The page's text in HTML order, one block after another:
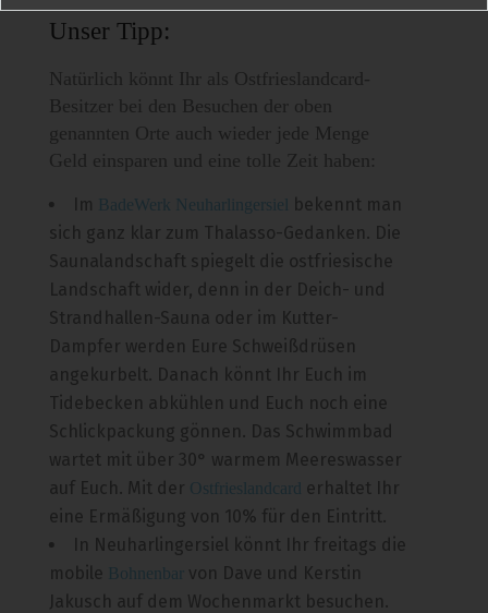
Unser Tipp:
Natürlich könnt Ihr als Ostfrieslandcard-
Besitzer bei den Besuchen der oben
genannten Orte auch wieder jede Menge
Geld einsparen und eine tolle Zeit haben:
Im BadeWerk Neuharlingersiel bekennt man
sich ganz klar zum Thalasso-Gedanken. Die
Saunalandschaft spiegelt die ostfriesische
Landschaft wider, denn in der Deich- und
Strandhallen-Sauna oder im Kutter-
Dampfer werden Eure Schweißdrüsen
angekurbelt. Danach könnt Ihr Euch im
Tidebecken abkühlen und Euch noch eine
Schlickpackung gönnen. Das Schwimmbad
wartet mit über 30° warmem Meereswasser
auf Euch. Mit der Ostfrieslandcard erhaltet Ihr
eine Ermäßigung von 10% für den Eintritt.
In Neuharlingersiel könnt Ihr freitags die
mobile Bohnenbarvon Dave und Kerstin
Jakusch auf dem Wochenmarkt besuchen.